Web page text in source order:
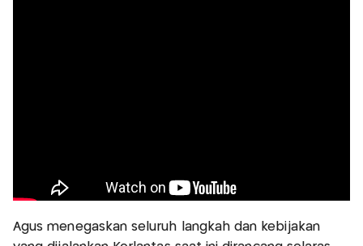
Agus menegaskan seluruh langkah dan kebijakan